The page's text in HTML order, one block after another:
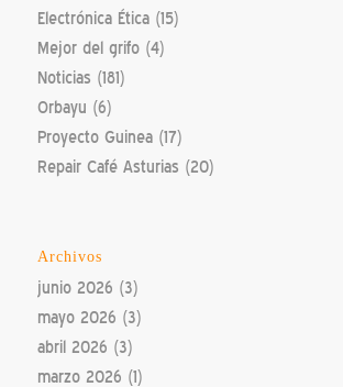
Electrónica Ética(15)
Mejor del grifo(4)
Noticias (181)
Orbayu (6)
Proyecto Guinea(17)
Repair Café Asturias (20)
Archivos
junio 2026 (3)
mayo 2026 (3)
abril 2026 (3)
marzo 2026 (1)